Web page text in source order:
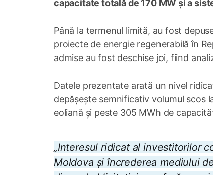
capacitate totală de 170 MW și a
Până la termenul limită, au fost
proiecte de energie regenerabilă în
admise au fost deschise joi, fiind
Datele prezentate arată un nivel
depășește semnificativ volumul scos
eoliană și peste 305 MWh de
„Interesul ridicat al investitorilor
Moldova și încrederea mediului